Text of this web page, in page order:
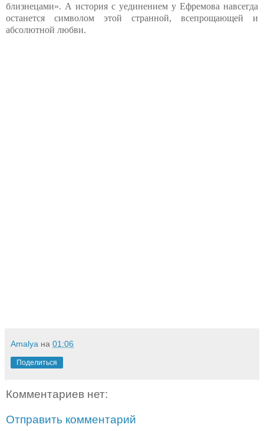
близнецами». А история с уединением у Ефремова навсегда
останется символом этой странной, всепрощающей и
абсолютной любви.
Amalya на 01:06
Поделиться
Комментариев нет:
Отправить комментарий